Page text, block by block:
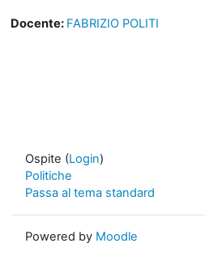
Docente: FABRIZIO POLITI
Ospite (Login)
Politiche
Passa al tema standard
Powered by Moodle